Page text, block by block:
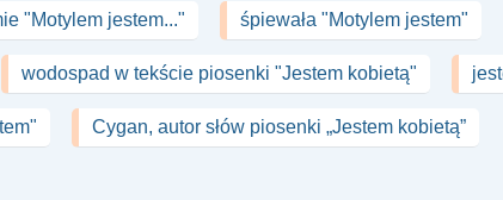
"Motylem jestem..." śpiewała "Motylem jestem"
wodospad w tekście piosenki "Jestem kobietą"
Cygan, autor słów piosenki „Jestem kobietą”